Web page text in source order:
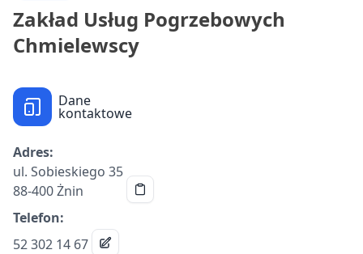
Zakład Usług Pogrzebowych
Chmielewscy
Dane
kontaktowe
Adres:
ul. Sobieskiego 35
88-400 Żnin
Telefon:
52 302 14 67